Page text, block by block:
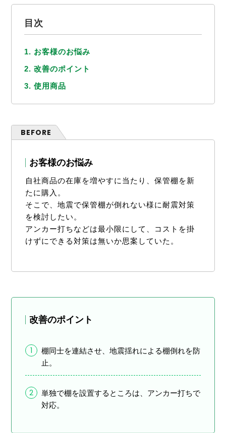
目次
1. お客様のお悩み
2. 改善のポイント
3. 使用商品
BEFORE
お客様のお悩み
自社商品の在庫を増やすに当たり、保管棚を新
たに購入。
そこで、地震で保管棚が倒れない様に耐震対策
を検討したい。
アンカー打ちなどは最小限にして、コストを掛
けずにできる対策は無いか思案していた。
改善のポイント
1
棚同士を連結させ、地震揺れによる棚倒れを防
止。
2
単独で棚を設置するところは、アンカー打ちで
対応。